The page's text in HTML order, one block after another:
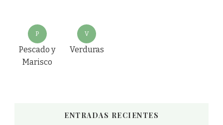
P
Pescado y
Marisco
V
Verduras
ENTRADAS RECIENTES